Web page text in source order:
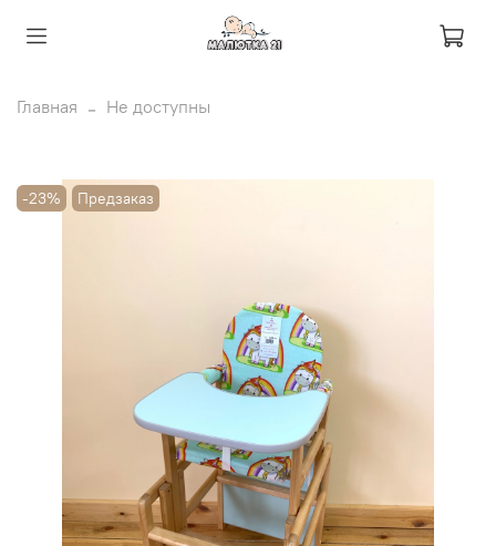
Главная Не доступны
-23% Предзаказ